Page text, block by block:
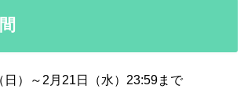
日）～2月21日（水）23:59まで